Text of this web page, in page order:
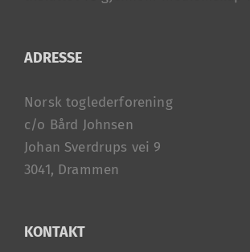
ADRESSE
Norsk toglederforening
c/o Bård Johnsen
Johan Sverdrups vei 9
3041, Drammen
KONTAKT